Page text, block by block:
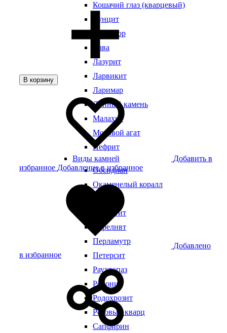
Кошачий глаз (кварцевый)
Кунцит
Лабрадор
Лава
Лазурит
Ларвикит
Ларимар
Лунный камень
Малахит
Моховой агат
Нефрит
Виды камней
Обсидиан
Окаменелый коралл
Пегматит
Переливт
Перламутр
Петерсит
Раухтопаз
Родонит
Родохрозит
Розовый кварц
Сапфирин
В корзину
Добавить в
избранное Добавление в избранное
Добавлено
в избранное